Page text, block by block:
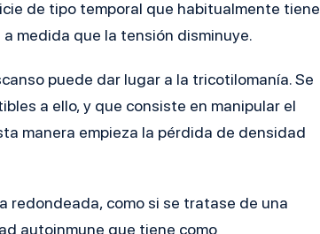
de tipo temporal que habitualmente tiene
medida que la tensión disminuye.
puede dar lugar a la tricotilomanía. Se
a ello, y que consiste en manipular el
manera empieza la pérdida de densidad
redondeada, como si se tratase de una
autoinmune que tiene como